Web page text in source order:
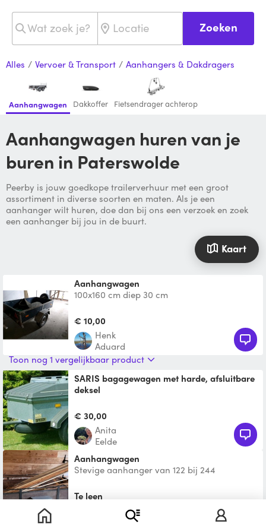
Zoeken
Alles / Vervoer & Transport / Aanhangers & Dakdragers
Aanhangwagen Dakkoffer Fietsendrager achterop
Aanhangwagen huren van je
buren in Paterswolde
Peerby is jouw goedkope trailerverhuur met een groot
assortiment in diverse soorten en maten. Als je een
aanhanger wilt huren, doe dan bij ons een verzoek en zoek
een aanhanger bij jou in de buurt.
Kaart
Aanhangwagen
100x160 cm diep 30 cm
€ 10,00
Henk
Aduard
Toon nog 1 vergelijkbaar product
SARIS bagagewagen met harde, afsluitbare
deksel
(lxbxd): 120 x 85 x 35 cm. Belasting: 500 kg
(ongeremd). Pui,
€ 30,00
Anita
Eelde
Aanhangwagen
Stevige aanhanger van 122 bij 244
Te leen